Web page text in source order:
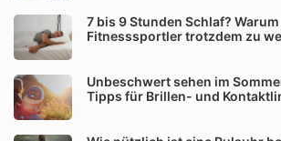
7 bis 9 Stunden Schlaf?
Fitnesssportler trotzdem zu
Unbeschwert sehen im
Tipps für Brillen- und